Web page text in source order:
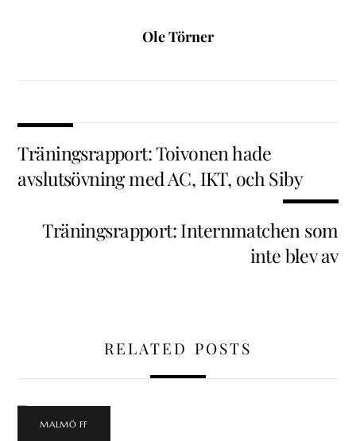
Ole Törner
Träningsrapport: Toivonen hade
avslutsövning med AC, IKT, och Siby
Träningsrapport: Internmatchen som
inte blev av
RELATED POSTS
MALMÖ FF